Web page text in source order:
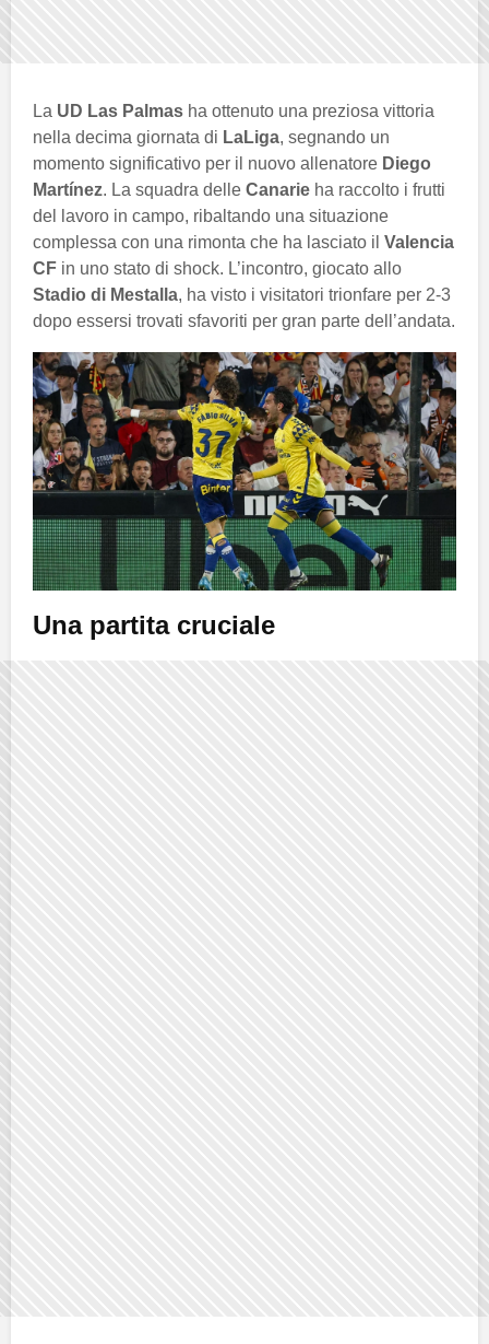
La UD Las Palmas ha ottenuto una preziosa vittoria
nella decima giornata di LaLiga, segnando un
momento significativo per il nuovo allenatore Diego
Martínez. La squadra delle Canarie ha raccolto i frutti
del lavoro in campo, ribaltando una situazione
complessa con una rimonta che ha lasciato il Valencia
CF in uno stato di shock. L’incontro, giocato allo
Stadio di Mestalla, ha visto i visitatori trionfare per 2-3
dopo essersi trovati sfavoriti per gran parte dell’andata.
Una partita cruciale